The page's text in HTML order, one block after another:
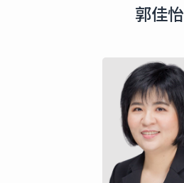
郭佳怡